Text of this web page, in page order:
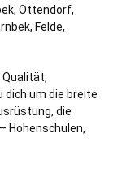
, Ottendorf,
, Felde,
Qualität,
dich um die breite
die
Hohenschulen,